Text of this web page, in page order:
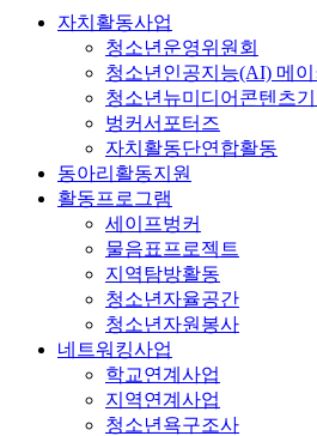
자치활동사업
청소년운영위원회
청소년인공지능(AI) 메
청소년뉴미디어콘텐츠
벙커서포터즈
자치활동단연합활동
동아리활동지원
활동프로그램
세이프벙커
물음표프로젝트
지역탐방활동
청소년자율공간
청소년자원봉사
네트워킹사업
학교연계사업
지역연계사업
청소년욕구조사